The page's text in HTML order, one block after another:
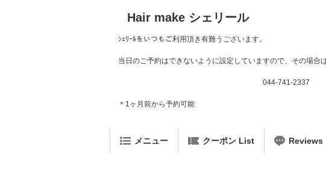
Hair make シェリール
ｼｪﾘｰﾙをいつもご利用頂き有難うございます。
当日のご予約はできないように設定していますので、その場合
044-741-2337
＊1ヶ月前から予約可能
メニュー クーポン List Reviews